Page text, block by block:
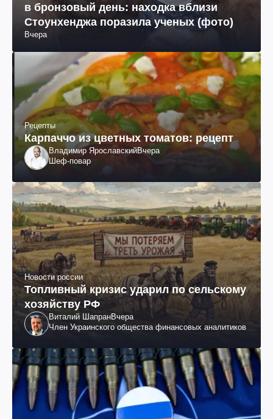
в бронзовый день: находка вблизи
Стоунхенджа поразила ученых (фото)
Вчера
Рецепты
Карпаччо из цветных томатов: рецепт
Владимир ЯрославскийВчера
Шеф-повар
Новости россии
Топливный кризис ударил по сельскому
хозяйству РФ
Виталий ШапранВчера
Член Украинского общества финансовых аналитиков